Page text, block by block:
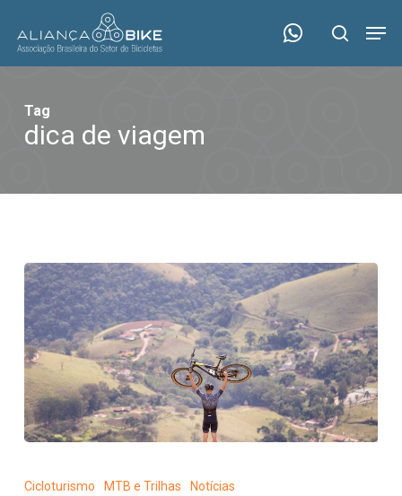
main
search
Tag
dica de viagem
roteiros
Cicloturismo MTB e Trilhas Notícias